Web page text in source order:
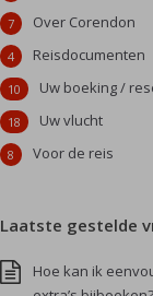
Over Corendon
7
Reisdocumenten
4
Uw boeking /
10
Uw vlucht
18
Voor de reis
8
Laatste gestelde
Hoe kan ik